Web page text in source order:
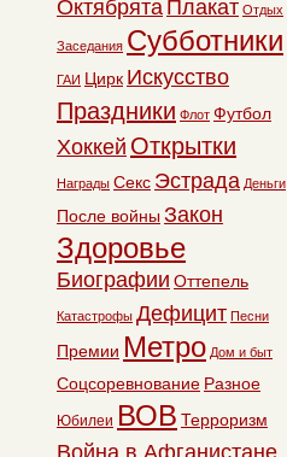
Октябрята Плакат Отдых
Заседания Субботники
ГАИ Цирк Искусство
Праздники Флот Футбол
Хоккей Открытки
Награды Секс Эстрада Деньги
После войны Закон
Здоровье
Биографии Оттепель
Катастрофы Дефицит Песни
Премии Метро Дом и быт
Соцсоревнование Разное
Юбилеи ВОВ Терроризм
Война в Афганистане